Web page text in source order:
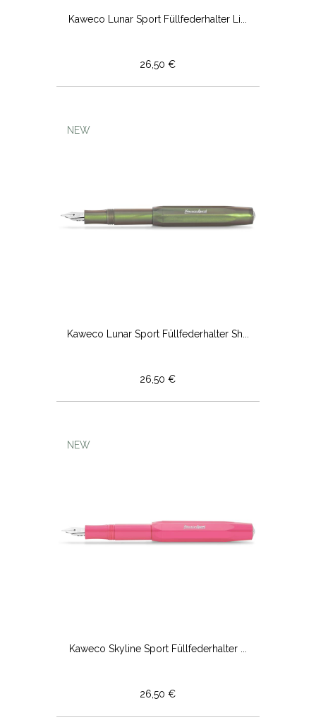
Kaweco Lunar Sport Füllfederhalter Li...
26,50 €
NEW
Kaweco Lunar Sport Füllfederhalter Sh...
26,50 €
NEW
Kaweco Skyline Sport Füllfederhalter ...
26,50 €